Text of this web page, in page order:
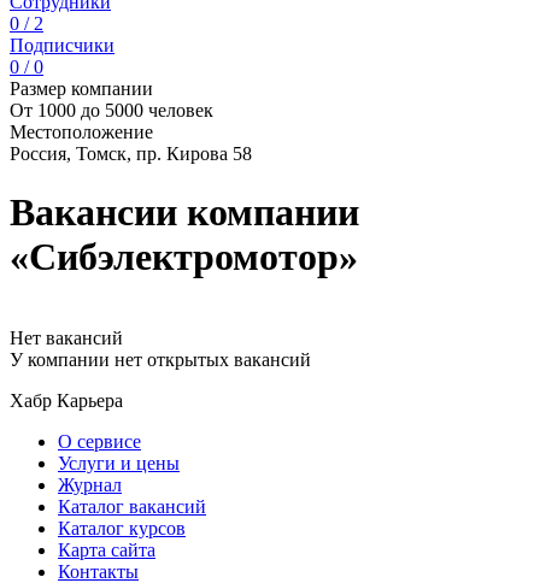
0 / 2
Подписчики
0 / 0
Размер компании
От 1000 до 5000 человек
Местоположение
Россия, Томск, пр. Кирова 58
Вакансии компании
«Сибэлектромотор»
Нет вакансий
У компании нет открытых вакансий
Хабр Карьера
О сервисе
Услуги и цены
Журнал
Каталог вакансий
Каталог курсов
Карта сайта
Контакты